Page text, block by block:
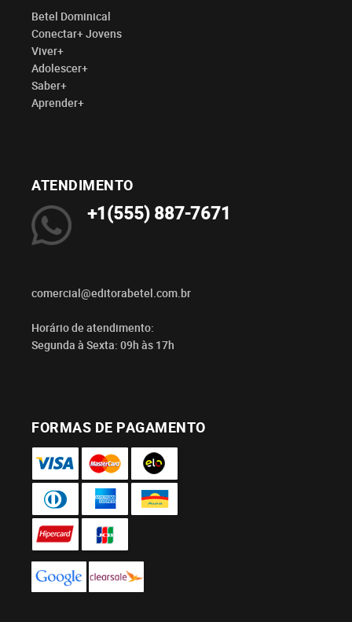
Betel Dominical
Conectar+ Jovens
Viver+
Adolescer+
Saber+
Aprender+
ATENDIMENTO
+1(555) 887-7671
comercial@editorabetel.com.br
Horário de atendimento:
Segunda à Sexta: 09h às 17h
FORMAS DE PAGAMENTO